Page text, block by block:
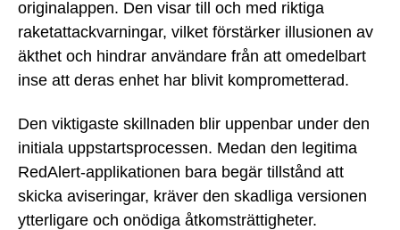
originalappen. Den visar till och med riktiga
raketattackvarningar, vilket förstärker illusionen av
äkthet och hindrar användare från att omedelbart
inse att deras enhet har blivit komprometterad.
Den viktigaste skillnaden blir uppenbar under den
initiala uppstartsprocessen. Medan den legitima
RedAlert-applikationen bara begär tillstånd att
skicka aviseringar, kräver den skadliga versionen
ytterligare och onödiga åtkomsträttigheter.